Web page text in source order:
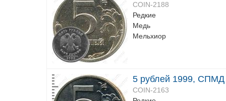
COIN-2188
Редкие
Медь
Мельхиор
5 рублей 1999, СПМД
COIN-2163